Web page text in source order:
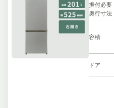
据付必要
奥行寸法
容積
ドア